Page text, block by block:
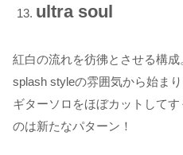
ultra soul
紅白の流れを彷彿とさせる構成
splash styleの雰囲気から始まり
ギターソロをほぼカットしてす
のは新たなパターン！